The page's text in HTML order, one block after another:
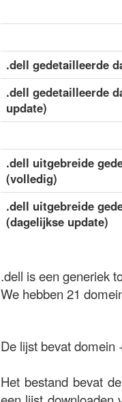
.dell gedetailleerde
.dell gedetailleerde
update)
.dell uitgebreide
(volledig)
.dell uitgebreide
(dagelijkse update)
.dell is een generiek
We hebben 21
De lijst bevat domein
Het bestand bevat